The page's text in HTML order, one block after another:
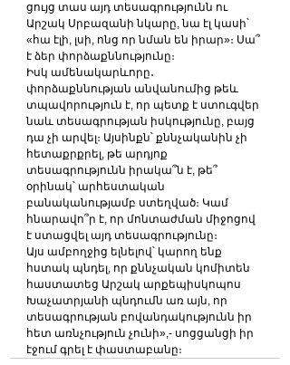
ցույց տաս այդ տեսագրությունն ու
Արշակ Սրբազանի նկարը, նա էլ կասի՝
«հա էլի, լսի, ոնց որ նման են իրար»։ Սա՞
է ձեր փորձաքննությունը։
Իսկ ամենակարևորը․
փորձաքննության անվանումից թեև
տպավորություն է, որ պետք է ստուգվեր
նաև տեսագրության իսկությունը, բայց
դա չի արվել։ Այսինքն՝ քննչականին չի
հետաքրքրել, թե արդյոք
տեսագրությունն իրակա՞ն է, թե՞
օրինակ՝ արհեստական
բանականությամբ ստեղված։ Կամ
հնարավո՞ր է, որ մոնտաժման միջոցով
է ստացվել այդ տեսագրությունը։
Այս ամբողջից ելնելով՝ կարող ենք
հստակ պնդել, որ քննչական կոմիտեն
հաստատեց Արշակ արքեպիսկոպոս
Խաչատրյանի պնդումն առ այն, որ
տեսագրության բովանդակությունն իր
հետ առնչություն չունի»,- սոցցանցի իր
էջում գրել է փաստաբանը։